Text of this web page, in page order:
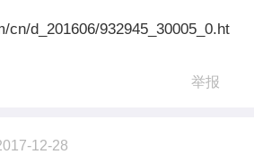
cn/d_201606/932945_30005_0.ht
举报
12-28